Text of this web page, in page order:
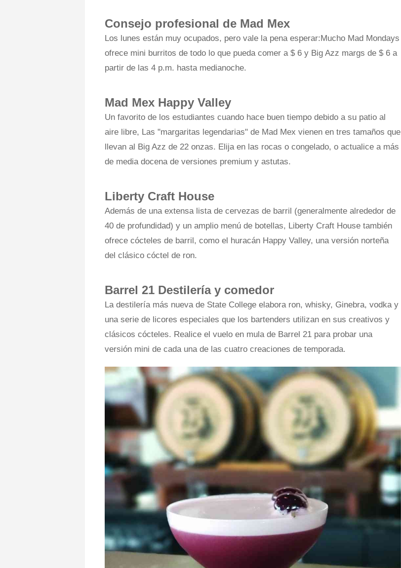
Consejo profesional de Mad Mex
Los lunes están muy ocupados, pero vale la pena esperar:Mucho Mad Mondays
ofrece mini burritos de todo lo que pueda comer a $ 6 y Big Azz margs de $ 6 a
partir de las 4 p.m. hasta medianoche.
Mad Mex Happy Valley
Un favorito de los estudiantes cuando hace buen tiempo debido a su patio al
aire libre, Las "margaritas legendarias" de Mad Mex vienen en tres tamaños que
llevan al Big Azz de 22 onzas. Elija en las rocas o congelado, o actualice a más
de media docena de versiones premium y astutas.
Liberty Craft House
Además de una extensa lista de cervezas de barril (generalmente alrededor de
40 de profundidad) y un amplio menú de botellas, Liberty Craft House también
ofrece cócteles de barril, como el huracán Happy Valley, una versión norteña
del clásico cóctel de ron.
Barrel 21 Destilería y comedor
La destilería más nueva de State College elabora ron, whisky, Ginebra, vodka y
una serie de licores especiales que los bartenders utilizan en sus creativos y
clásicos cócteles. Realice el vuelo en mula de Barrel 21 para probar una
versión mini de cada una de las cuatro creaciones de temporada.